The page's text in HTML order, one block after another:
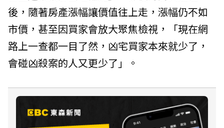
後，隨著房產漲幅讓價值往上走，漲幅仍不如
市價，甚至因買家會放大聚焦檢視，「現在網
路上一查都一目了然，凶宅買家本來就少了，
會碰凶殺案的人又更少了」。